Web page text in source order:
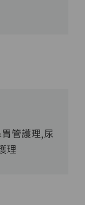
管護理,尿
理